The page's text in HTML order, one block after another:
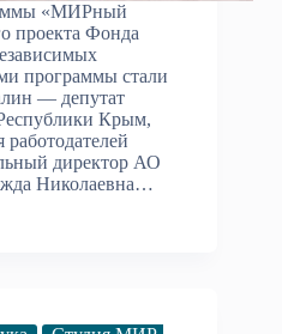
«МИРный
проекта Фонда
программы стали
— депутат
Крым,
директор АО
Николаевна…